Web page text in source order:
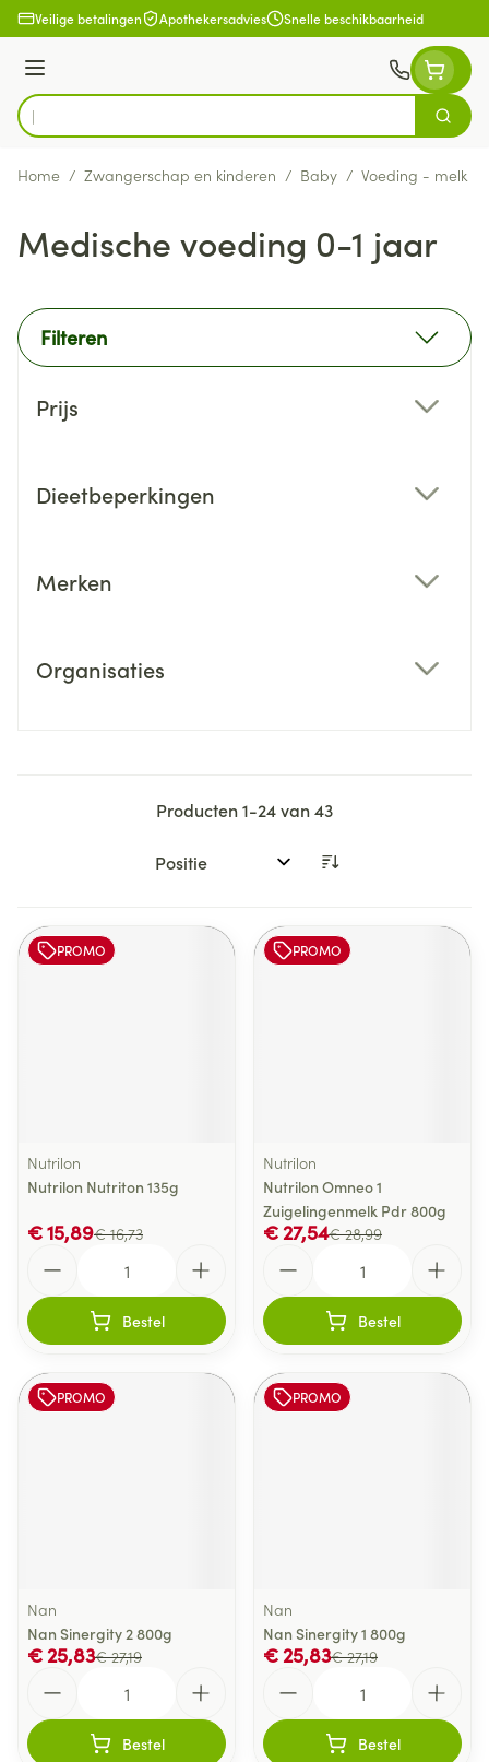
Ga naar de inhoud
Veilige betalingen Apothekersadvies Snelle beschikbaarheid
Menu
Product, merk, categorie...
Zoek
Home / Zwangerschap en kinderen / Baby / Voeding - melk
Medische voeding 0-1 jaar
Filteren
Prijs
Dieetbeperkingen
Merken
Organisaties
Producten1-24van43
Sorteer op:
PROMO
Nutrilon
Nutrilon Nutriton 135g
€ 16,73
€ 15,89
Bestel
PROMO
Nutrilon
Nutrilon Omneo 1
Zuigelingenmelk Pdr 800g
€ 28,99
€ 27,54
Bestel
PROMO
Nan
Nan Sinergity 2 800g
€ 27,19
€ 25,83
Bestel
PROMO
Nan
Nan Sinergity 1 800g
€ 27,19
€ 25,83
Bestel